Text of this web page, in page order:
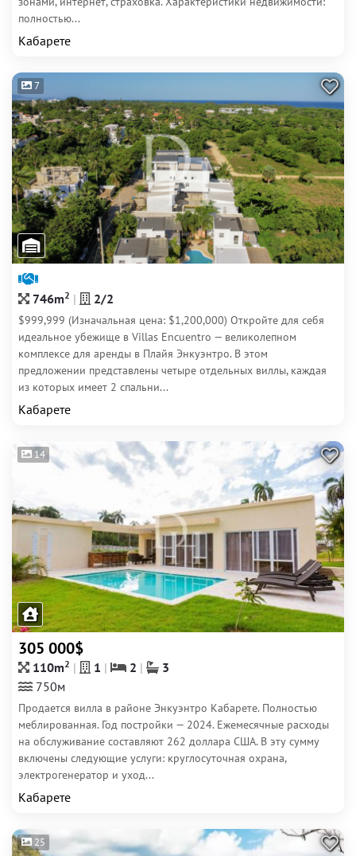
полностью...
Кабарете
7
746m2 2/2
$999,999 (Изначальная цена: $1,200,000) Откройте для себя
идеальное убежище в Villas Encuentro — великолепном
комплексе для аренды в Плайя Энкуэнтро. В этом
предложении представлены четыре отдельных виллы, каждая
из которых имеет 2 спальни...
Кабарете
14
305 000$
110m2 1 2
3
750м
Продается вилла в районе Энкуэнтро Кабарете. Полностью
меблированная. Год постройки — 2024. Ежемесячные расходы
на обслуживание составляют 262 доллара США. В эту сумму
включены следующие услуги: круглосуточная охрана,
электрогенератор и уход...
Кабарете
25